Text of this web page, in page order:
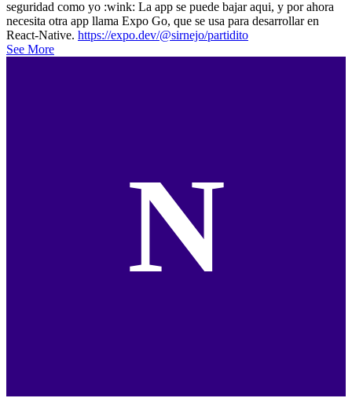
seguridad como yo :wink: La app se puede bajar aqui, y por ahora
necesita otra app llama Expo Go, que se usa para desarrollar en
React-Native. https://expo.dev/@sirnejo/partidito
See More
N